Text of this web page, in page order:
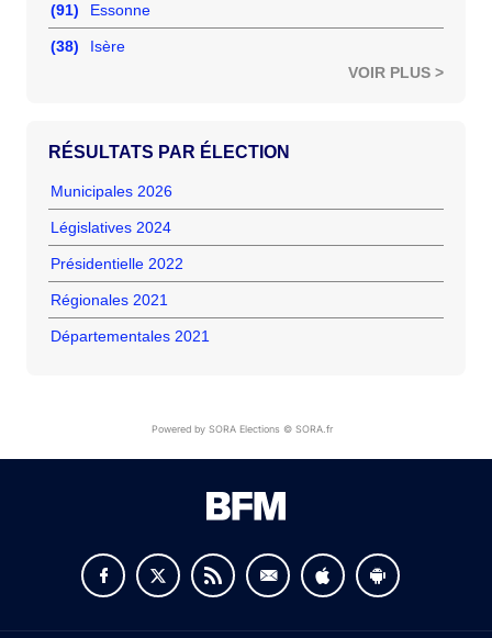
(91) Essonne
(38)
Isère
VOIR PLUS >
RÉSULTATS PAR ÉLECTION
Municipales 2026
Législatives 2024
Présidentielle 2022
Régionales 2021
Départementales 2021
Powered by SORA Elections © SORA.fr